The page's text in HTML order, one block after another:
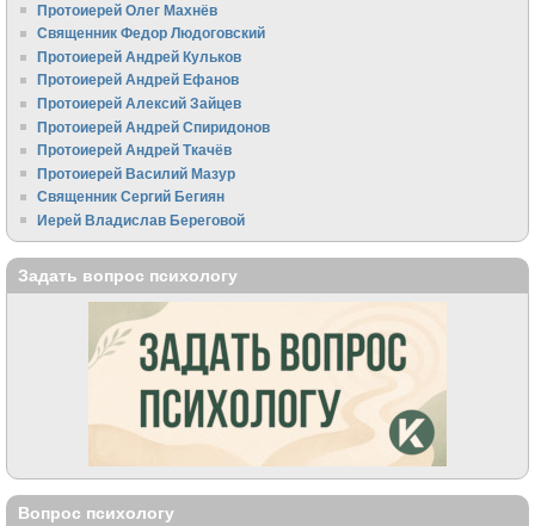
Протоиерей Олег Махнёв
Священник Федор Людоговский
Протоиерей Андрей Кульков
Протоиерей Андрей Ефанов
Протоиерей Алексий Зайцев
Протоиерей Андрей Спиридонов
Протоиерей Андрей Ткачёв
Протоиерей Василий Мазур
Священник Сергий Бегиян
Иерей Владислав Береговой
Задать вопрос психологу
Вопрос психологу